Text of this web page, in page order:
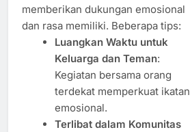
memberikan dukungan emosional
dan rasa memiliki. Beberapa tips:
Luangkan Waktu untuk
Keluarga dan Teman:
Kegiatan bersama orang
terdekat memperkuat ikatan
emosional.
Terlibat dalam Komunitas